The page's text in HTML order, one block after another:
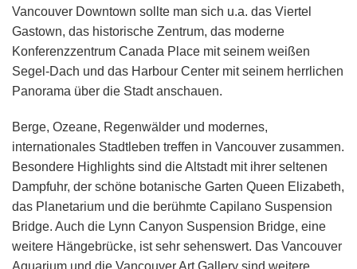
Vancouver Downtown sollte man sich u.a. das Viertel
Gastown, das historische Zentrum, das moderne
Konferenzzentrum Canada Place mit seinem weißen
Segel-Dach und das Harbour Center mit seinem herrlichen
Panorama über die Stadt anschauen.
Berge, Ozeane, Regenwälder und modernes,
internationales Stadtleben treffen in Vancouver zusammen.
Besondere Highlights sind die Altstadt mit ihrer seltenen
Dampfuhr, der schöne botanische Garten Queen Elizabeth,
das Planetarium und die berühmte Capilano Suspension
Bridge. Auch die Lynn Canyon Suspension Bridge, eine
weitere Hängebrücke, ist sehr sehenswert. Das Vancouver